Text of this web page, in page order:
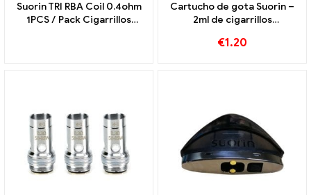
Suorin TRI RBA Coil 0.4ohm
1PCS / Pack Cigarrillos
Cartucho de gota Suorin –
2ml de cigarrillos
Personalizado
€1.20